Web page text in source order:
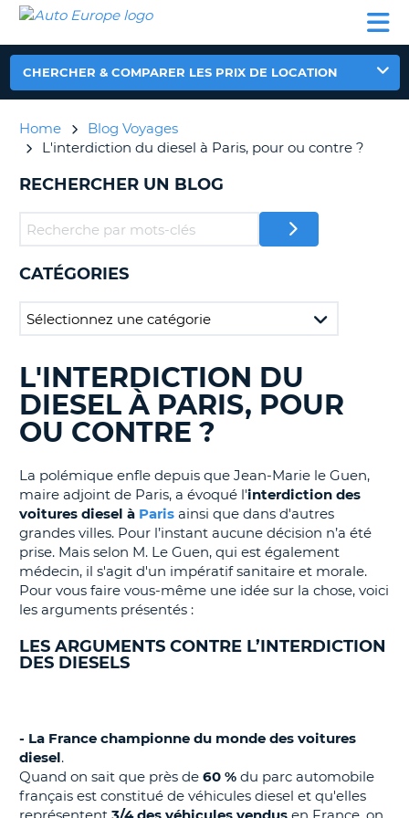
LOCATION
VOITURE
CAMPING-
CAR
CLIENT
AUTO
EUROPE
LOCATION
VOITURE
CAR
PARTENAIRES
CLIENT
COMPTE
GÉRER
MA
CHERCHER & COMPARER LES PRIX DE LOCATION
Home
Blog Voyages
L'interdiction du diesel à Paris, pour ou contre ?
RECHERCHER UN BLOG
CATÉGORIES
RECHERCHER
DES
BLOGS......
L'INTERDICTION DU
DIESEL À PARIS, POUR
OU CONTRE ?
La polémique enfle depuis que Jean-Marie le Guen,
maire adjoint de Paris, a évoqué l'interdiction des
voitures diesel à Paris ainsi que dans d'autres
grandes villes. Pour l’instant aucune décision n’a été
prise. Mais selon M. Le Guen, qui est également
médecin, il s'agit d'un impératif sanitaire et morale.
Pour vous faire vous-même une idée sur la chose, voici
les arguments présentés :
LES ARGUMENTS CONTRE L’INTERDICTION
DES DIESELS
- La France championne du monde des voitures
diesel.
Quand on sait que près de 60 % du parc automobile
français est constitué de véhicules diesel et qu'elles